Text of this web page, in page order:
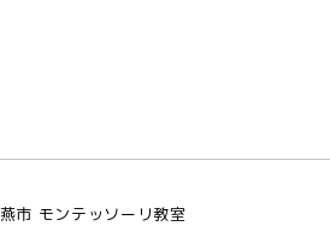
燕市 モンテッソーリ教室